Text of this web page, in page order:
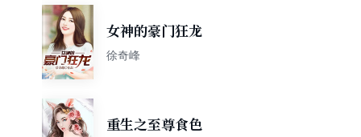
女神的豪门狂龙
徐奇峰
重生之至尊食色